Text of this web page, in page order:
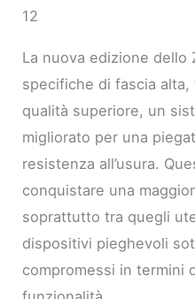
12
La nuova edizione dello
specifiche di fascia
qualità superiore, un
migliorato per una
resistenza all’usura.
conquistare una
soprattutto tra quegli
dispositivi pieghevoli
compromessi in termini